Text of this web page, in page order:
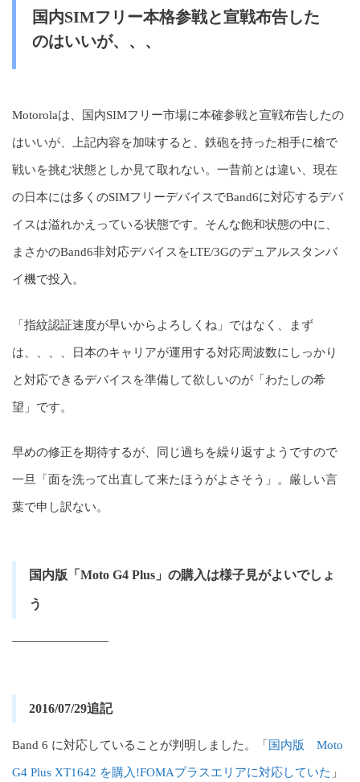
国内SIMフリー本格参戦と宣戦布告した
のはいいが、、、
Motorolaは、国内SIMフリー市場に本確参戦と宣戦布告したの
はいいが、上記内容を加味すると、鉄砲を持った相手に槍で
戦いを挑む状態としか見て取れない。一昔前とは違い、現在
の日本には多くのSIMフリーデバイスでBand6に対応するデバ
イスは溢れかえっている状態です。そんな飽和状態の中に、
まさかのBand6非対応デバイスをLTE/3Gのデュアルスタンバ
イ機で投入。
「指紋認証速度が早いからよろしくね」ではなく、まず
は、、、、日本のキャリアが運用する対応周波数にしっかり
と対応できるデバイスを準備して欲しいのが「わたしの希
望」です。
早めの修正を期待するが、同じ過ちを繰り返すようですので
一旦「面を洗って出直して来たほうがよさそう」。厳しい言
葉で申し訳ない。
国内版「Moto G4 Plus」の購入は様子見がよいでしょ
う
————————
2016/07/29追記
Band 6 に対応していることが判明しました。「 国内版 Moto
G4 Plus XT1642 を購入!FOMAプラスエリアに対応していた 」